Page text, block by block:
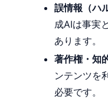
誤情報（ハ
成AIは事実
あります。
著作権・知
ンテンツを
必要です。